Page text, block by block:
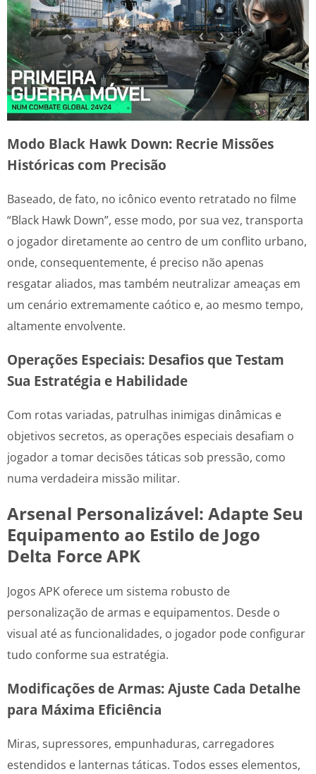
Modo Black Hawk Down: Recrie Missões
Históricas com Precisão
Baseado, de fato, no icônico evento retratado no filme
“Black Hawk Down”, esse modo, por sua vez, transporta
o jogador diretamente ao centro de um conflito urbano,
onde, consequentemente, é preciso não apenas
resgatar aliados, mas também neutralizar ameaças em
um cenário extremamente caótico e, ao mesmo tempo,
altamente envolvente.
Operações Especiais: Desafios que Testam
Sua Estratégia e Habilidade
Com rotas variadas, patrulhas inimigas dinâmicas e
objetivos secretos, as operações especiais desafiam o
jogador a tomar decisões táticas sob pressão, como
numa verdadeira missão militar.
Arsenal Personalizável: Adapte Seu
Equipamento ao Estilo de Jogo
Delta Force APK
Jogos APK oferece um sistema robusto de
personalização de armas e equipamentos. Desde o
visual até as funcionalidades, o jogador pode configurar
tudo conforme sua estratégia.
Modificações de Armas: Ajuste Cada Detalhe
para Máxima Eficiência
Miras, supressores, empunhaduras, carregadores
estendidos e lanternas táticas. Todos esses elementos,